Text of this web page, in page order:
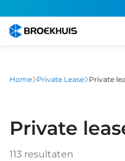
naar
gaan
Home Private Lease Private
Private
113 resultaten